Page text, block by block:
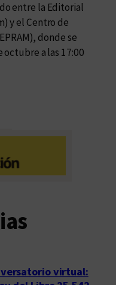
entre la Editorial
y el Centro de
donde se
octubre a las 17:00
virtual: